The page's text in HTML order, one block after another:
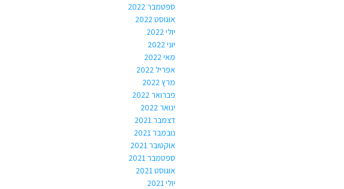
ספטמבר 2022
אוגוסט 2022
יולי 2022
יוני 2022
מאי 2022
אפריל 2022
מרץ 2022
פברואר 2022
ינואר 2022
דצמבר 2021
נובמבר 2021
אוקטובר 2021
ספטמבר 2021
אוגוסט 2021
יולי 2021